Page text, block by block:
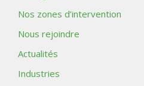
Nos zones d’intervention
Nous rejoindre
Actualités
Industries